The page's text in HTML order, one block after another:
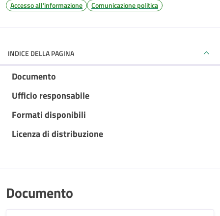
Accesso all'informazione Comunicazione politica
INDICE DELLA PAGINA
Documento
Ufficio responsabile
Formati disponibili
Licenza di distribuzione
Documento